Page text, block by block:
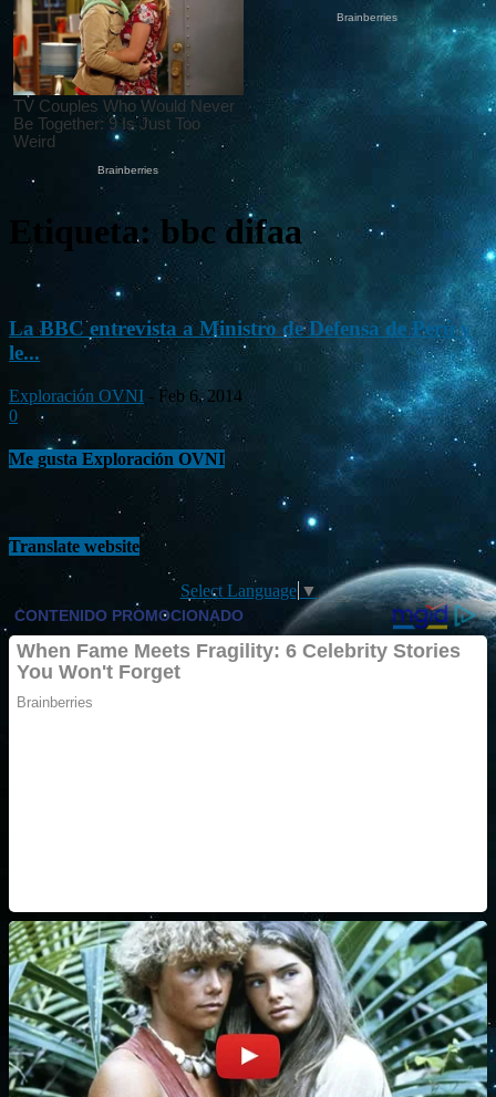
Etiqueta: bbc difaa
La BBC entrevista a Ministro de Defensa de Perú y
le...
Exploración OVNI - Feb 6, 2014
0
Me gusta Exploración OVNI
Translate website
Select Language ▼